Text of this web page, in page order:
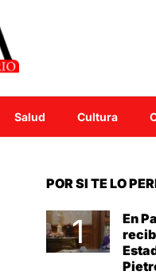
Salud Cultura
POR SI TE LO
En